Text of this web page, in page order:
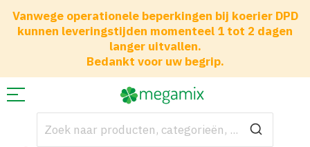
Vanwege operationele beperkingen bij koerier DPD
kunnen leveringstijden momenteel 1 tot 2 dagen
langer uitvallen.
Bedankt voor uw begrip.